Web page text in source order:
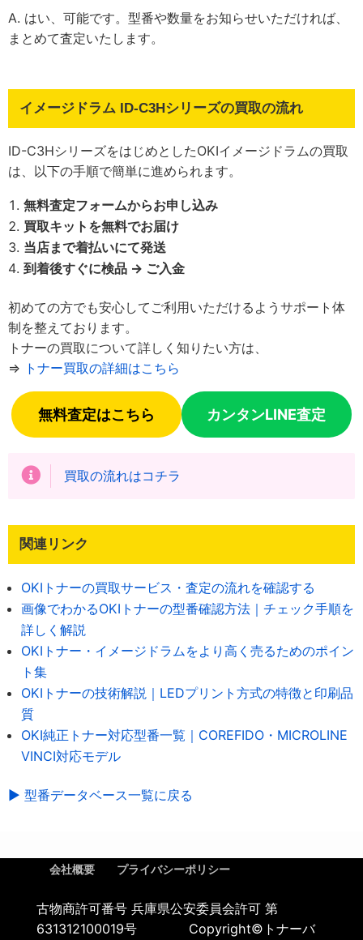
A. はい、可能です。型番や数量をお知らせいただければ、
まとめて査定いたします。
イメージドラム ID-C3Hシリーズの買取の流れ
ID-C3HシリーズをはじめとしたOKIイメージドラムの買取
は、以下の手順で簡単に進められます。
無料査定フォームからお申し込み
買取キットを無料でお届け
当店まで着払いにて発送
到着後すぐに検品 → ご入金
初めての方でも安心してご利用いただけるようサポート体
制を整えております。
トナーの買取について詳しく知りたい方は、
⇒ トナー買取の詳細はこちら
無料査定はこちら カンタンLINE査定
買取の流れはコチラ
関連リンク
OKIトナーの買取サービス・査定の流れを確認する
画像でわかるOKIトナーの型番確認方法｜チェック手順を
詳しく解説
OKIトナー・イメージドラムをより高く売るためのポイン
ト集
OKIトナーの技術解説｜LEDプリント方式の特徴と印刷品
質
OKI純正トナー対応型番一覧｜COREFIDO・MICROLINE
VINCI対応モデル
▶ 型番データベース一覧に戻る
会社概要 プライバシーポリシー
古物商許可番号 兵庫県公安委員会許可 第
631312100019号 Copyright©トナーバ